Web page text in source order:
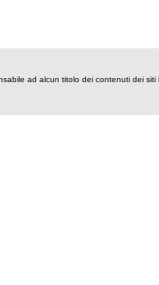
ad alcun titolo dei contenuti dei siti